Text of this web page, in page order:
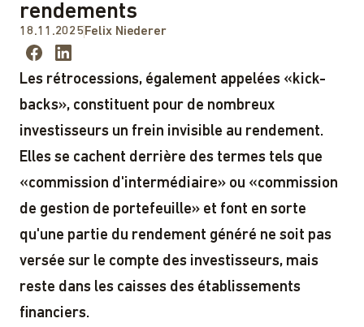
rendements
18.11.2025 Felix Niederer
Les rétrocessions, également appelées «kick-
backs», constituent pour de nombreux
investisseurs un frein invisible au rendement.
Elles se cachent derrière des termes tels que
«commission d'intermédiaire» ou «commission
de gestion de portefeuille» et font en sorte
qu'une partie du rendement généré ne soit pas
versée sur le compte des investisseurs, mais
reste dans les caisses des établissements
financiers.